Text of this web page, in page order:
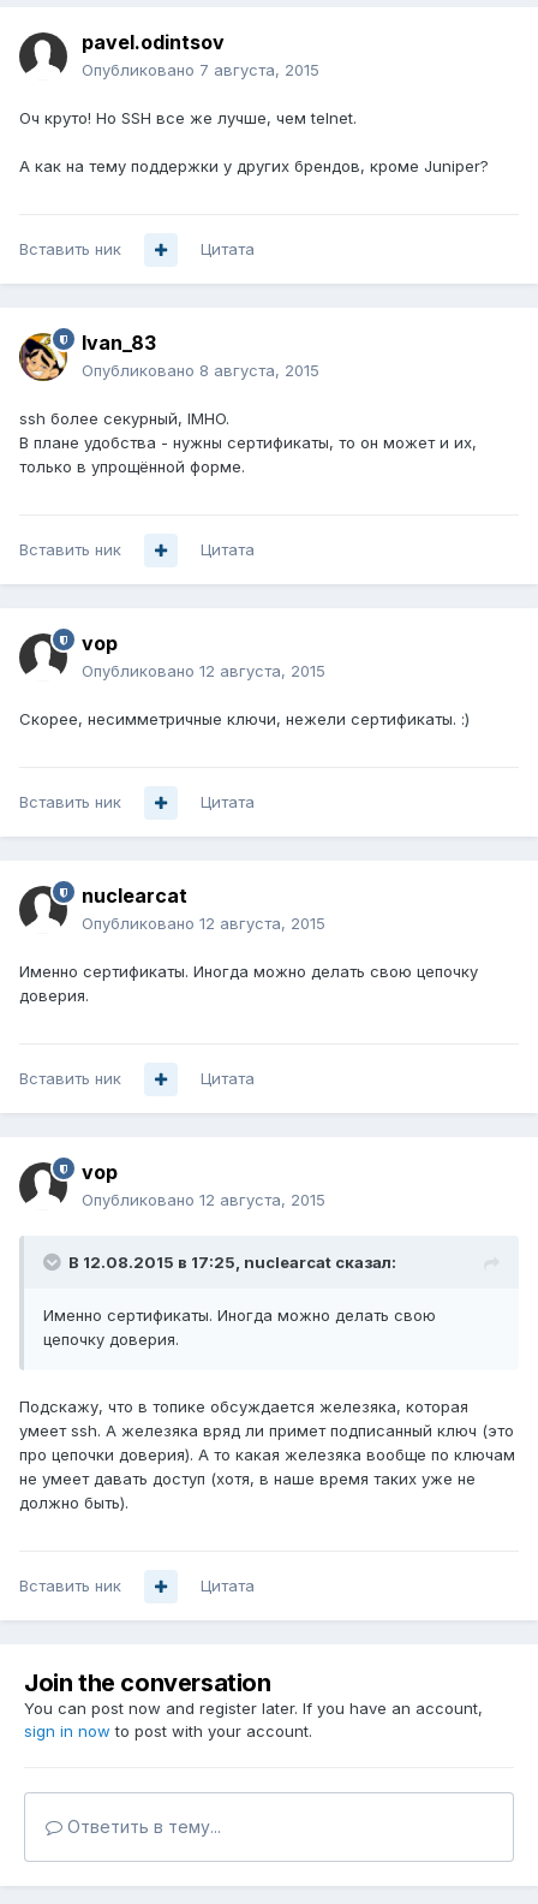
pavel.odintsov
Опубликовано 7 августа, 2015
Оч круто! Но SSH все же лучше, чем telnet.
А как на тему поддержки у других брендов, кроме Juniper?
Вставить ник Цитата
Ivan_83
Опубликовано 8 августа, 2015
ssh более секурный, IMHO.
В плане удобства - нужны сертификаты, то он может и их,
только в упрощённой форме.
Вставить ник Цитата
vop
Опубликовано 12 августа, 2015
Скорее, несимметричные ключи, нежели сертификаты. :)
Вставить ник Цитата
nuclearcat
Опубликовано 12 августа, 2015
Именно сертификаты. Иногда можно делать свою цепочку
доверия.
Вставить ник Цитата
vop
Опубликовано 12 августа, 2015
В 12.08.2015 в 17:25, nuclearcat сказал:
Именно сертификаты. Иногда можно делать свою
цепочку доверия.
Подскажу, что в топике обсуждается железяка, которая
умеет ssh. А железяка вряд ли примет подписанный ключ (это
про цепочки доверия). А то какая железяка вообще по ключам
не умеет давать доступ (хотя, в наше время таких уже не
должно быть).
Вставить ник Цитата
Join the conversation
You can post now and register later. If you have an account,
sign in now to post with your account.
Ответить в тему...